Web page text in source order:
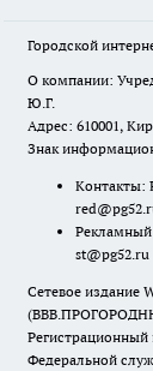
Городской
О компании:
Ю.Г.
Адрес: 610001,
Знак
Контакты:
Рекламный
st@pg52.ru
Сетевое издание
Регистрационный
Федеральной